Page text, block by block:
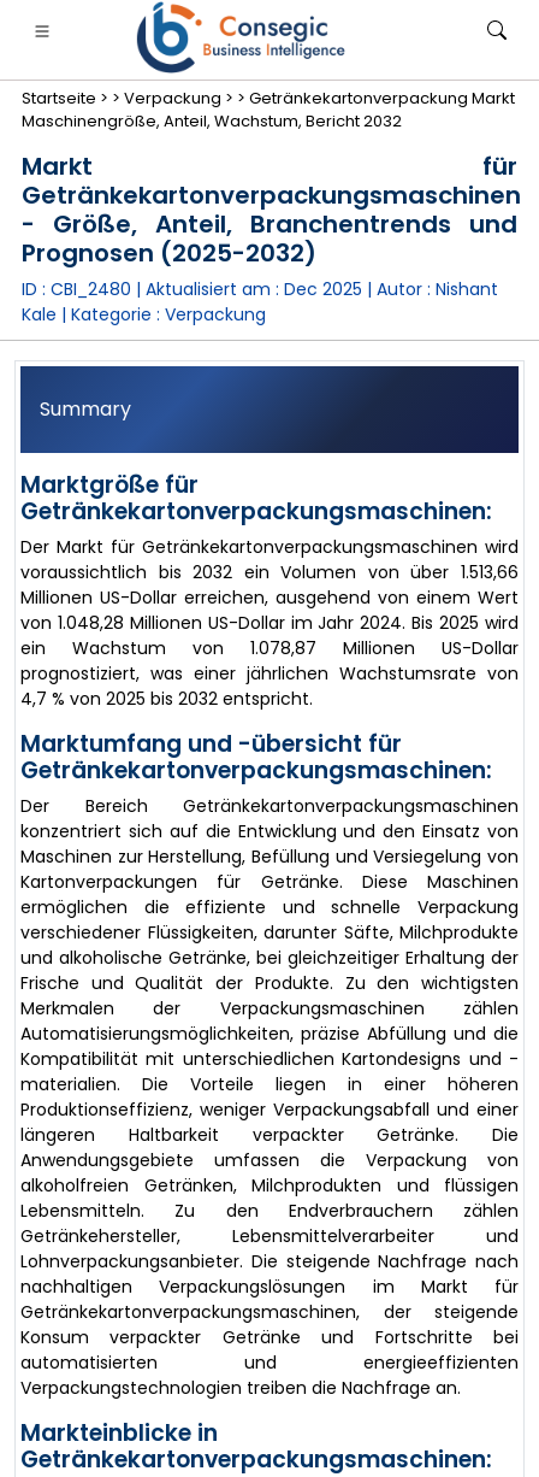
Finanzdienstleistungen und Versicherungen
• Konsumgüter• Energie und Strom
Startseite > > Verpackung > > Getränkekartonverpackung Markt
Maschinengröße, Anteil, Wachstum, Bericht 2032
Markt für
Getränkekartonverpackungsmaschinen
- Größe, Anteil, Branchentrends und
Prognosen (2025-2032)
ID : CBI_2480 | Aktualisiert am : Dec 2025 | Autor : Nishant
Kale | Kategorie : Verpackung
Summary
Marktgröße für
Getränkekartonverpackungsmaschinen:
Der Markt für Getränkekartonverpackungsmaschinen wird
voraussichtlich bis 2032 ein Volumen von über 1.513,66
Millionen US-Dollar erreichen, ausgehend von einem Wert
von 1.048,28 Millionen US-Dollar im Jahr 2024. Bis 2025 wird
ein Wachstum von 1.078,87 Millionen US-Dollar
prognostiziert, was einer jährlichen Wachstumsrate von
4,7 % von 2025 bis 2032 entspricht.
Marktumfang und -übersicht für
Getränkekartonverpackungsmaschinen:
Der Bereich Getränkekartonverpackungsmaschinen
konzentriert sich auf die Entwicklung und den Einsatz von
Maschinen zur Herstellung, Befüllung und Versiegelung von
Kartonverpackungen für Getränke. Diese Maschinen
ermöglichen die effiziente und schnelle Verpackung
verschiedener Flüssigkeiten, darunter Säfte, Milchprodukte
und alkoholische Getränke, bei gleichzeitiger Erhaltung der
Frische und Qualität der Produkte. Zu den wichtigsten
Merkmalen der Verpackungsmaschinen zählen
Automatisierungsmöglichkeiten, präzise Abfüllung und die
Kompatibilität mit unterschiedlichen Kartondesigns und -
materialien. Die Vorteile liegen in einer höheren
Produktionseffizienz, weniger Verpackungsabfall und einer
längeren Haltbarkeit verpackter Getränke. Die
Anwendungsgebiete umfassen die Verpackung von
alkoholfreien Getränken, Milchprodukten und flüssigen
Lebensmitteln. Zu den Endverbrauchern zählen
Getränkehersteller, Lebensmittelverarbeiter und
Lohnverpackungsanbieter. Die steigende Nachfrage nach
nachhaltigen Verpackungslösungen im Markt für
Getränkekartonverpackungsmaschinen, der steigende
Konsum verpackter Getränke und Fortschritte bei
automatisierten und energieeffizienten
Verpackungstechnologien treiben die Nachfrage an.
Markteinblicke in
Getränkekartonverpackungsmaschinen: